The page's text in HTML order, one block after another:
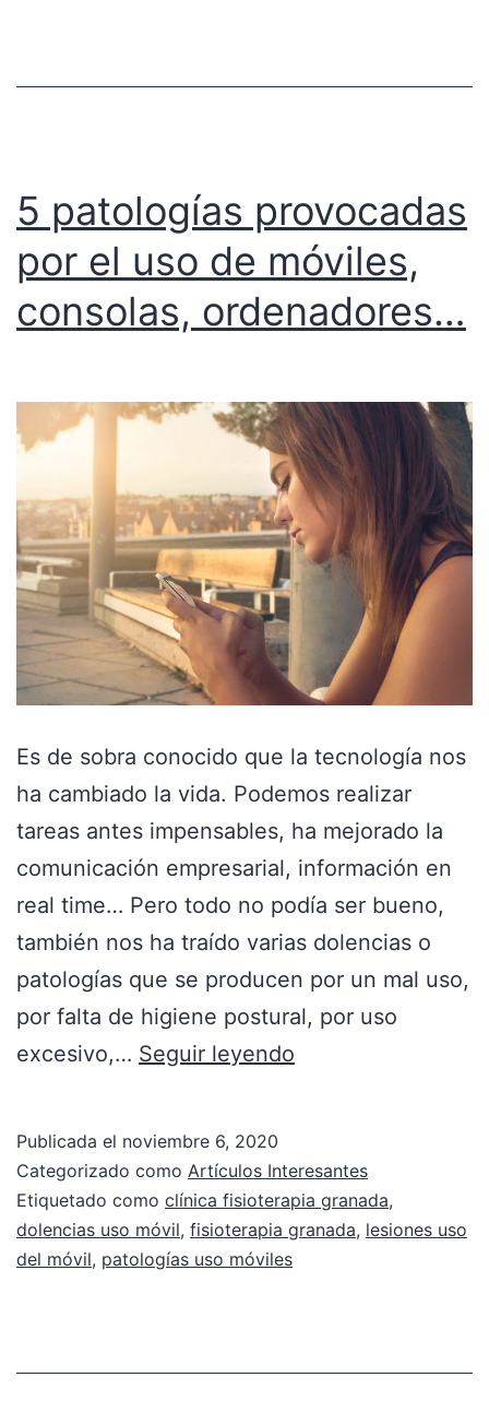
5 patologías provocadas
por el uso de móviles,
consolas, ordenadores…
Es de sobra conocido que la tecnología nos
ha cambiado la vida. Podemos realizar
tareas antes impensables, ha mejorado la
comunicación empresarial, información en
real time… Pero todo no podía ser bueno,
también nos ha traído varias dolencias o
patologías que se producen por un mal uso,
por falta de higiene postural, por uso
excesivo,… Seguir leyendo
Publicada el noviembre 6, 2020
Categorizado como Artículos Interesantes
Etiquetado como clínica fisioterapia granada,
dolencias uso móvil, fisioterapia granada, lesiones uso
del móvil, patologías uso móviles